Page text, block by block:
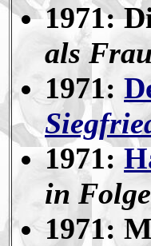
1971:
als
1971:
1971:
in
1971: